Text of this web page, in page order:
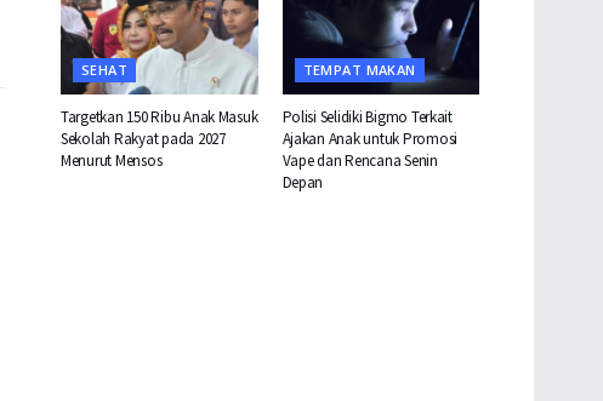
SEHAT
Targetkan 150 Ribu Anak Masuk
Sekolah Rakyat pada 2027
Menurut Mensos
TEMPAT MAKAN
Polisi Selidiki Bigmo Terkait
Ajakan Anak untuk Promosi
Vape dan Rencana Senin
Depan